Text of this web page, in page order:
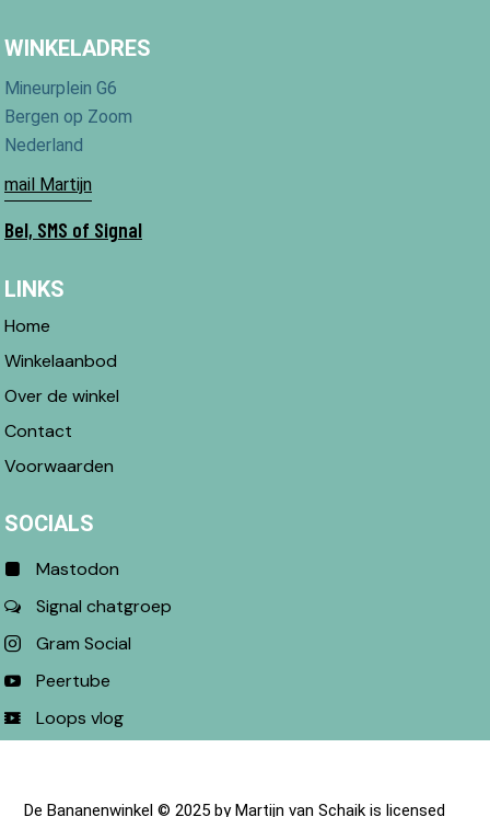
WINKELADRES
Mineurplein G6
Bergen op Zoom
Nederland
mail Martijn
Bel, SMS of Signal
LINKS
Home
Winkelaanbod
Over de winkel
Contact
Voorwaarden
SOCIALS
Mastodon
Signal chatgroep
Gram Social
Peertube
Loops vlog
De Bananenwinkel © 2025 by Martijn van Schaikis licensed